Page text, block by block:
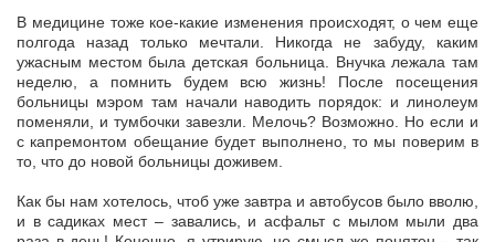
В медицине тоже кое-какие изменения происходят, о чем еще
полгода назад только мечтали. Никогда не забуду, каким
ужасным местом была детская больница. Внучка лежала там
неделю, а помнить будем всю жизнь! После посещения
больницы мэром там начали наводить порядок: и линолеум
поменяли, и тумбочки завезли. Мелочь? Возможно. Но если и
с капремонтом обещание будет выполнено, то мы поверим в
то, что до новой больницы доживем.
Как бы нам хотелось, чтоб уже завтра и автобусов было вволю,
и в садиках мест – завались, и асфальт с мылом мыли два